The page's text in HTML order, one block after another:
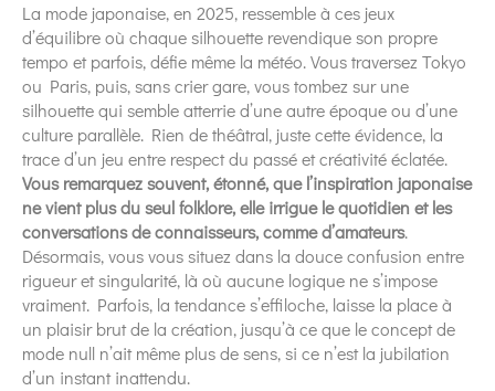
La mode japonaise, en 2025, ressemble à ces jeux
d’équilibre où chaque silhouette revendique son propre
tempo et parfois, défie même la météo. Vous traversez Tokyo
ou Paris, puis, sans crier gare, vous tombez sur une
silhouette qui semble atterrie d’une autre époque ou d’une
culture parallèle. Rien de théâtral, juste cette évidence, la
trace d’un jeu entre respect du passé et créativité éclatée.
Vous remarquez souvent, étonné, que l’inspiration japonaise
ne vient plus du seul folklore, elle irrigue le quotidien et les
conversations de connaisseurs, comme d’amateurs.
Désormais, vous vous situez dans la douce confusion entre
rigueur et singularité, là où aucune logique ne s’impose
vraiment. Parfois, la tendance s’effiloche, laisse la place à
un plaisir brut de la création, jusqu’à ce que le concept de
mode null n’ait même plus de sens, si ce n’est la jubilation
d’un instant inattendu.